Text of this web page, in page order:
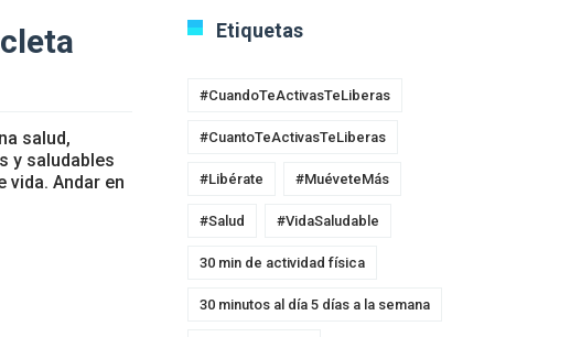
salud,
y saludables
vida. Andar en
Etiquetas
#CuandoTeActivasTeLiberas
#CuantoTeActivasTeLiberas
#Libérate #MuéveteMás
#Salud #VidaSaludable
30 min de actividad física
30 minutos al día 5 días a la semana